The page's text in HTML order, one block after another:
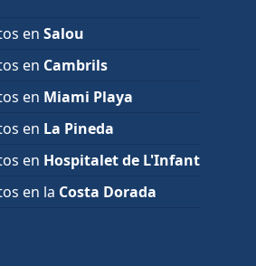
en Salou
en Cambrils
en Miami Playa
en La Pineda
en Hospitalet de L'Infant
en la Costa Dorada